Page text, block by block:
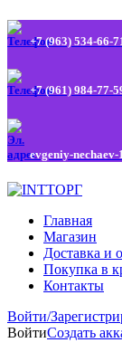
+7 (963) 534-66-
+7 (961) 984-77-
evgeniy-
Главная
Магазин
Доставка и
Покупка в
Контакты
Войти/
ВойтиСоздать